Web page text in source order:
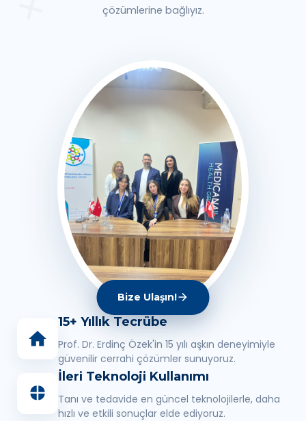
çözümlerine bağlıyız.
15+ Yıllık Tecrübe
Prof. Dr. Erdinç Özek'in 15 yılı aşkın deneyimiyle
güvenilir cerrahi çözümler sunuyoruz.
İleri Teknoloji Kullanımı
Tanı ve tedavide en güncel teknolojilerle, daha
hızlı ve etkili sonuçlar elde ediyoruz.
Bize Ulaşın!